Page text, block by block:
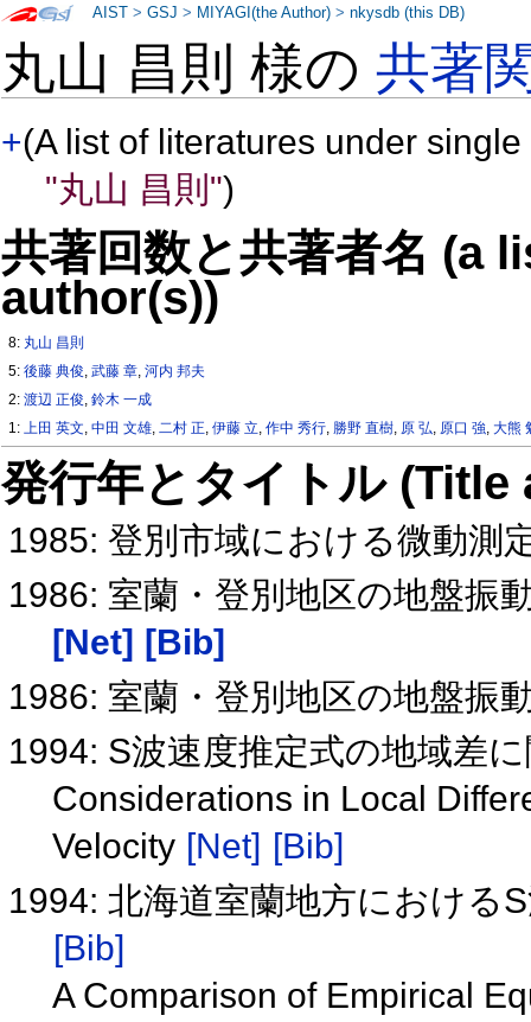
丸山 昌則 様の共著
+(A list of literatures under
"丸山 昌則")
共著回数と共著者名 (a
author(s))
8: 丸山 昌則
5:後藤 典俊,武藤 章,河内 邦夫
2:渡辺 正俊,鈴木 一成
1:上田 英文,中田 文雄,二村 正,伊藤 立,作中 秀行, 勝野 直樹, 原 弘, 原口 強,大熊
発行年とタイトル
1985: 登別市域における微動測
1986: 室蘭・登別地区の地盤振
[Net] [Bib]
1986: 室蘭・登別地区の地盤振
1994: S波速度推定式の地域差
Considerations in Local
Velocity [Net] [Bib]
1994: 北海道室蘭地方における
[Bib]
A Comparison of Empirical
AIST >GSJ > MIYAGI(the Author) >nkysdb (this DB)